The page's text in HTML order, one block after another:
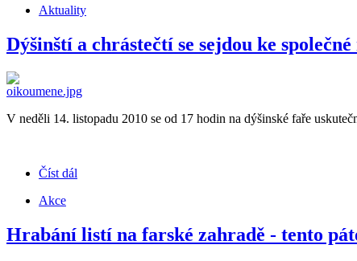
Aktuality
Dýšinští a chrástečtí se sejdou ke
V neděli 14. listopadu 2010 se od 17 hodin na dýšinské faře
Číst dál
Akce
Hrabání listí na farské zahradě - tento